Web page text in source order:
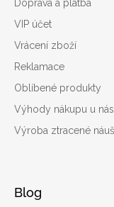
Doprava a platba
VIP účet
Vrácení zboží
Reklamace
Oblíbené produkty
Výhody nákupu u nás
Výroba ztracené
Blog